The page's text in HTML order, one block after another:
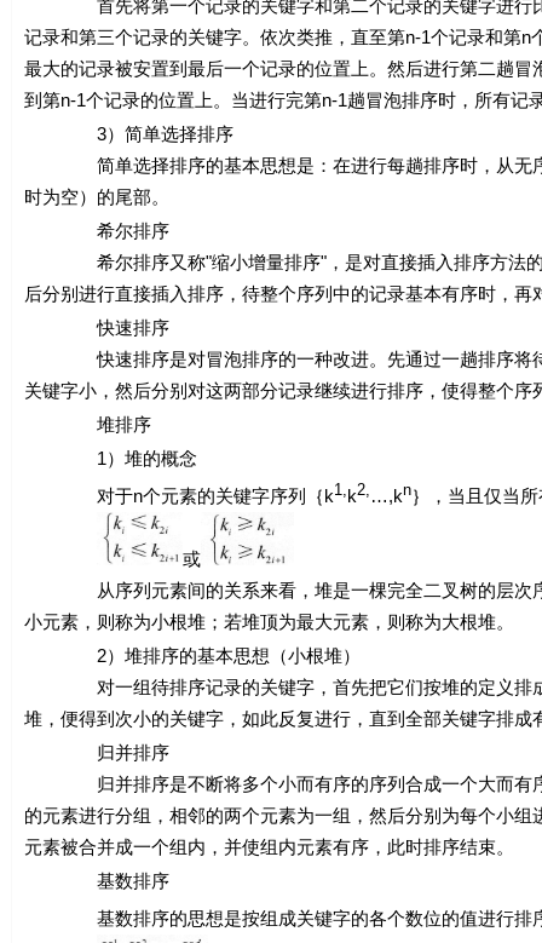
首先将第一个记录的关键字和第二个记录的关键字进行比
记录和第三个记录的关键字。依次类推，直至第n-1个记录和第n
最大的记录被安置到最后一个记录的位置上。然后进行第二趟冒
到第n-1个记录的位置上。当进行完第n-1趟冒泡排序时，所有记
3）简单选择排序
简单选择排序的基本思想是：在进行每趟排序时，从无序
时为空）的尾部。
希尔排序
希尔排序又称"缩小增量排序"，是对直接插入排序方法的
后分别进行直接插入排序，待整个序列中的记录基本有序时，
快速排序
快速排序是对冒泡排序的一种改进。先通过一趟排序将待
关键字小，然后分别对这两部分记录继续进行排序，使得整个序
堆排序
1）堆的概念
对于n个元素的关键字序列｛k1,k2, …,kn｝，当且仅当
或
从序列元素间的关系来看，堆是一棵完全二叉树的层次序
小元素，则称为小根堆；若堆顶为最大元素，则称为大根堆。
2）堆排序的基本思想（小根堆）
对一组待排序记录的关键字，首先把它们按堆的定义排成
堆，便得到次小的关键字，如此反复进行，直到全部关键字排成
归并排序
归并排序是不断将多个小而有序的序列合成一个大而有序
的元素进行分组，相邻的两个元素为一组，然后分别为每个小
元素被合并成一个组内，并使组内元素有序，此时排序结束。
基数排序
基数排序的思想是按组成关键字的各个数位的值进行排序